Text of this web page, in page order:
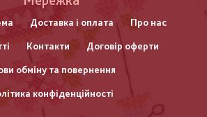
Доставка і оплата Про нас
Контакти Договір оферти
обміну та повернення
конфіденційності